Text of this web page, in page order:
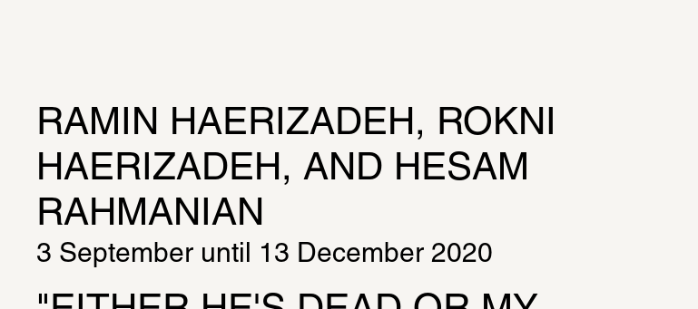
RAMIN HAERIZADEH, ROKNI
HAERIZADEH, AND HESAM
RAHMANIAN
3 September until 13 December 2020